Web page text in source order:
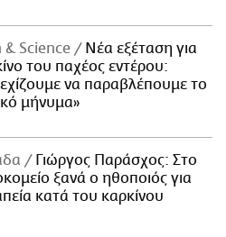
& Science
Νέα εξέταση για
του παχέος εντέρου:
να παραβλέπουμε το
μήνυμα»
Γιώργος Παράσχος: Στο
ξανά ο ηθοποιός για
κατά του καρκίνου